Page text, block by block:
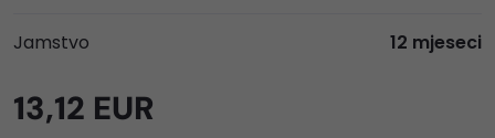
Jamstvo 12 mjeseci
13,12 EUR